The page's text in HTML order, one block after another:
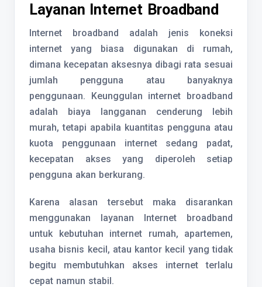
Layanan Internet Broadband
Internet broadband adalah jenis koneksi
internet yang biasa digunakan di rumah,
dimana kecepatan aksesnya dibagi rata sesuai
jumlah pengguna atau banyaknya
penggunaan. Keunggulan internet broadband
adalah biaya langganan cenderung lebih
murah, tetapi apabila kuantitas pengguna atau
kuota penggunaan internet sedang padat,
kecepatan akses yang diperoleh setiap
pengguna akan berkurang.
Karena alasan tersebut maka disarankan
menggunakan layanan Internet broadband
untuk kebutuhan internet rumah, apartemen,
usaha bisnis kecil, atau kantor kecil yang tidak
begitu membutuhkan akses internet terlalu
cepat namun stabil.